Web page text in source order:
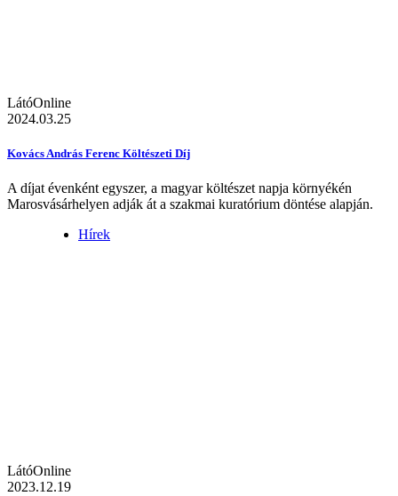
LátóOnline
2024.03.25
Kovács András Ferenc Költészeti Díj
A díjat évenként egyszer, a magyar költészet napja környékén
Marosvásárhelyen adják át a szakmai kuratórium döntése alapján.
Hírek
LátóOnline
2023.12.19